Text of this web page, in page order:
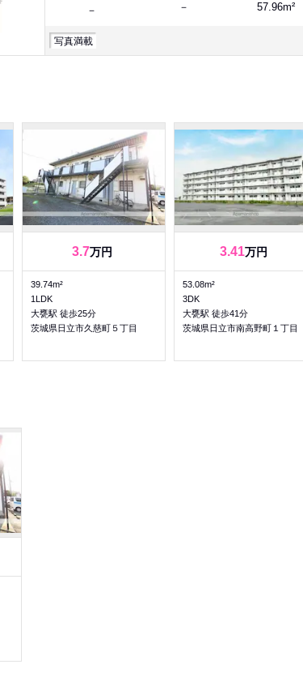
－
－
57.96m²
写真満載
3.7万円
39.74m²
1LDK
大甕駅 徒歩25分
茨城県日立市久慈町５丁目
3.41万円
53.08m²
3DK
大甕駅 徒歩41分
茨城県日立市南高野町１丁目